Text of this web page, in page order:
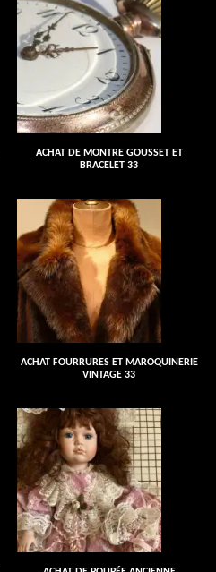
ACHAT DE MONTRE GOUSSET ET
BRACELET 33
ACHAT FOURRURES ET MAROQUINERIE
VINTAGE 33